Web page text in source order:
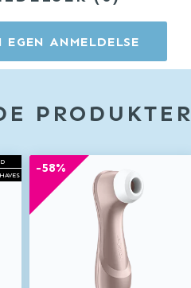
ANMELDELSE
PRODUKTER
-58%